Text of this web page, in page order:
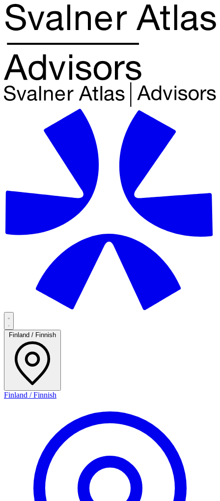
Finland / Finnish
Finland / Finnish